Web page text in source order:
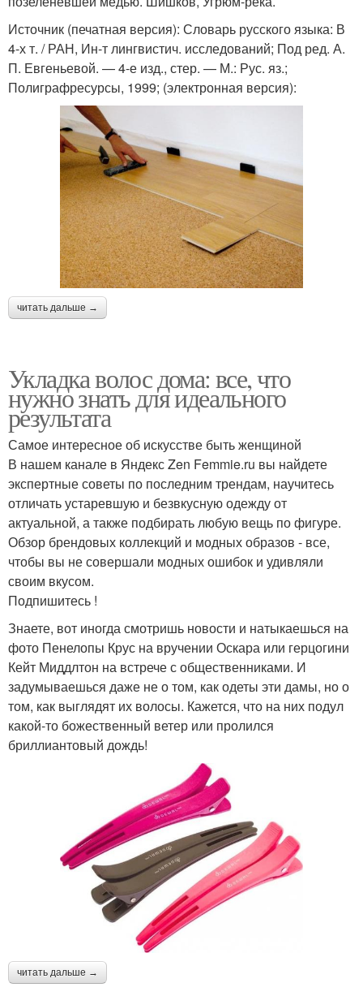
Источник (печатная версия): Словарь русского языка: В
4-х т. / РАН, Ин-т лингвистич. исследований; Под ред. А.
П. Евгеньевой. — 4-е изд., стер. — М.: Рус. яз.;
Полиграфресурсы, 1999; (электронная версия):
читать дальше →
Укладка волос дома: все, что
нужно знать для идеального
результата
Самое интересное об искусстве быть женщиной
В нашем канале в Яндекс Zen Femmie.ru вы найдете
экспертные советы по последним трендам, научитесь
отличать устаревшую и безвкусную одежду от
актуальной, а также подбирать любую вещь по фигуре.
Обзор брендовых коллекций и модных образов - все,
чтобы вы не совершали модных ошибок и удивляли
своим вкусом.
Подпишитесь !
Знаете, вот иногда смотришь новости и натыкаешься на
фото Пенелопы Крус на вручении Оскара или герцогини
Кейт Миддлтон на встрече с общественниками. И
задумываешься даже не о том, как одеты эти дамы, но о
том, как выглядят их волосы. Кажется, что на них подул
какой-то божественный ветер или пролился
бриллиантовый дождь!
читать дальше →